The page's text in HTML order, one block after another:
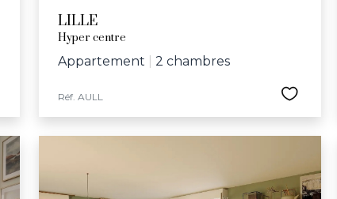
LILLE
Hyper centre
Appartement 2 chambres
Réf. AULL